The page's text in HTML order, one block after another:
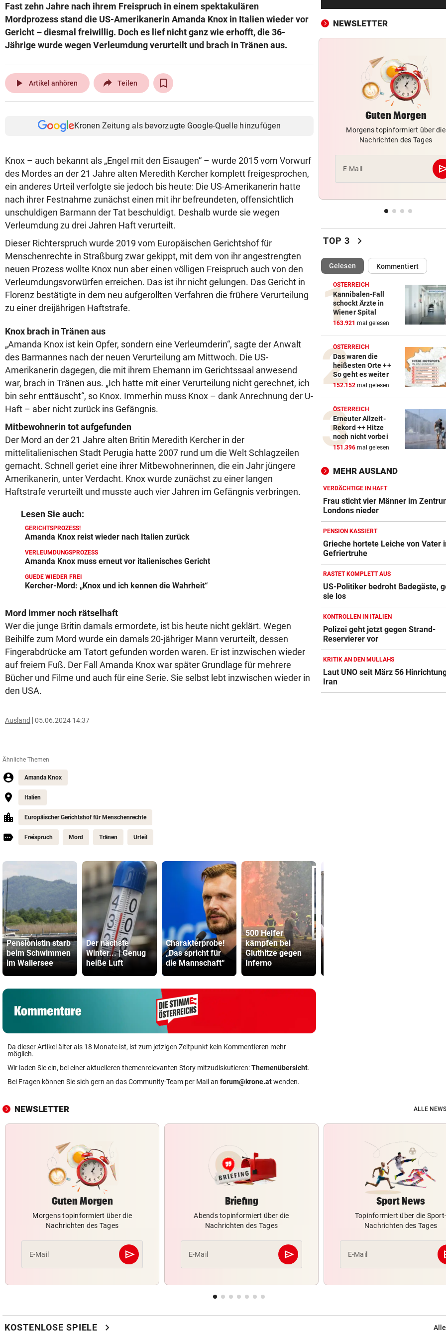
Fast zehn Jahre nach ihrem Freispruch in einem spektakulären
Mordprozess stand die US-Amerikanerin Amanda Knox in Italien wieder vor
Gericht – diesmal freiwillig. Doch es lief nicht ganz wie erhofft, die 36-
Jährige wurde wegen Verleumdung verurteilt und brach in Tränen aus.
play_arrow Artikel anhören Teilen
Kronen Zeitung als bevorzugte Google-Quelle hinzufügen
Knox – auch bekannt als „Engel mit den Eisaugen“ – wurde 2015 vom Vorwurf
des Mordes an der 21 Jahre alten Meredith Kercher komplett freigesprochen,
ein anderes Urteil verfolgte sie jedoch bis heute: Die US-Amerikanerin hatte
nach ihrer Festnahme zunächst einen mit ihr befreundeten, offensichtlich
unschuldigen Barmann der Tat beschuldigt. Deshalb wurde sie wegen
Verleumdung zu drei Jahren Haft verurteilt.
Dieser Richterspruch wurde 2019 vom Europäischen Gerichtshof für
Menschenrechte in Straßburg zwar gekippt, mit dem von ihr angestrengten
neuen Prozess wollte Knox nun aber einen völligen Freispruch auch von den
Verleumdungsvorwürfen erreichen. Das ist ihr nicht gelungen. Das Gericht in
Florenz bestätigte in dem neu aufgerollten Verfahren die frühere Verurteilung
zu einer dreijährigen Haftstrafe.
Knox brach in Tränen aus
„Amanda Knox ist kein Opfer, sondern eine Verleumderin“, sagte der Anwalt
des Barmannes nach der neuen Verurteilung am Mittwoch. Die US-
Amerikanerin dagegen, die mit ihrem Ehemann im Gerichtssaal anwesend
war, brach in Tränen aus. „Ich hatte mit einer Verurteilung nicht gerechnet, ich
bin sehr enttäuscht“, so Knox. Immerhin muss Knox – dank Anrechnung der U-
Haft – aber nicht zurück ins Gefängnis.
Mitbewohnerin tot aufgefunden
Der Mord an der 21 Jahre alten Britin Meredith Kercher in der
mittelitalienischen Stadt Perugia hatte 2007 rund um die Welt Schlagzeilen
gemacht. Schnell geriet eine ihrer Mitbewohnerinnen, die ein Jahr jüngere
Amerikanerin, unter Verdacht. Knox wurde zunächst zu einer langen
Haftstrafe verurteilt und musste auch vier Jahren im Gefängnis verbringen.
Lesen Sie auch:
GERICHTSPROZESS!
Amanda Knox reist wieder nach Italien zurück
VERLEUMDUNGSPROZESS
Amanda Knox muss erneut vor italienisches Gericht
GUEDE WIEDER FREI
Kercher-Mord: „Knox und ich kennen die Wahrheit“
Mord immer noch rätselhaft
Wer die junge Britin damals ermordete, ist bis heute nicht geklärt. Wegen
Beihilfe zum Mord wurde ein damals 20-jähriger Mann verurteilt, dessen
Fingerabdrücke am Tatort gefunden worden waren. Er ist inzwischen wieder
auf freiem Fuß. Der Fall Amanda Knox war später Grundlage für mehrere
Bücher und Filme und auch für eine Serie. Sie selbst lebt inzwischen wieder in
den USA.
Ausland 05.06.2024 14:37
Ähnliche Themen
Amanda Knox
Italien
Europäischer Gerichtshof für Menschenrechte
Freispruch Mord Tränen Urteil
Pensionistin starb
beim Schwimmen
im Wallersee
Der nächste
Winter... | Genug
heiße Luft
Charakterprobe!
„Das spricht für
die Mannschaft“
500 Helfer
kämpfen bei
Gluthitze gegen
Inferno
Da dieser Artikel älter als 18 Monate ist, ist zum jetzigen Zeitpunkt kein Kommentieren mehr
möglich.
Wir laden Sie ein, bei einer aktuelleren themenrelevanten Story mitzudiskutieren:Themenübersicht.
Bei Fragen können Sie sich gern an das Community-Team per Mail an forum@krone.atwenden.
Bergsteiger stürzte 20
Gletscherspalte ab
CLOUD, KI & DATEN: vor
FÖHRENWALD IN FLAMMEN
500 Helfer kämpfen bei
gegen Inferno
BEI RONALDINHO-BESUCH vor 6
Nächster Brasilien-Star
den Wörthersee
vor
Premier-League-Klub
Darum spielte Sturm Graz
Brustsponsor
„KRONE“-INTERVIEW
Sabrina Setlur: „Mein Weg
hart, aber ehrlich“
CHAMPIONS-LEAGUE-QUALI vor
Tor-Spektakel! St. Pölten
Young Boys Bern
WILDE FAHRT DURCH WIEN vor
Mann floh nach Unfall
Mit Schuss gestoppt
MIT FORSCHER UNTERWEGS
Bundespräsident zeigt: So
dramatisch ist die Lage
WIR HATTEN 41,2 GRAD! vor
noch nicht vorbei
BEAMTE SIND AM ZUG vor
Feilschen um neue
geht munter weiter
POLIZEI SUCHT HINWEISE vor 8
Goldkettenräuber von Graz:
Weitere Opfer vermutet
NEWSLETTER
Guten Morgen
Morgens topinformiert über die
Nachrichten des Tages
E-Mail
TOP 3 chevron_right
Gelesen(ausgewählt)Kommentiert
ÖSTERREICH
Kannibalen-Fall
schockt Ärzte in
Wiener Spital
163.921 mal gelesen
ÖSTERREICH
Das waren die
heißesten Orte ++
So geht es weiter
152.152 mal gelesen
ÖSTERREICH
Erneuter Allzeit-
Rekord ++ Hitze
noch nicht vorbei
151.396 mal gelesen
MEHR AUSLAND
VERDÄCHTIGE IN HAFT
Frau sticht vier Männer im
Londons nieder
PENSION KASSIERT
Grieche hortete Leiche von Vater
Gefriertruhe
RASTET KOMPLETT AUS
US-Politiker bedroht Badegäste,
sie los
KONTROLLEN IN ITALIEN
Polizei geht jetzt gegen Strand-
Reservierer vor
KRITIK AN DEN MULLAHS
Laut UNO seit März 56
Iran
NEWSLETTER ALLE
Guten Morgen
Morgens topinformiert über die
Nachrichten des Tages
E-Mail send
Abschicken
Briefing
Abends topinformiert über die
Nachrichten des Tages
E-Mail send
Abschicken
Sport News
Topinformiert über die Sport-
Nachrichten des Tages
E-Mail
KOSTENLOSE SPIELE chevron_right